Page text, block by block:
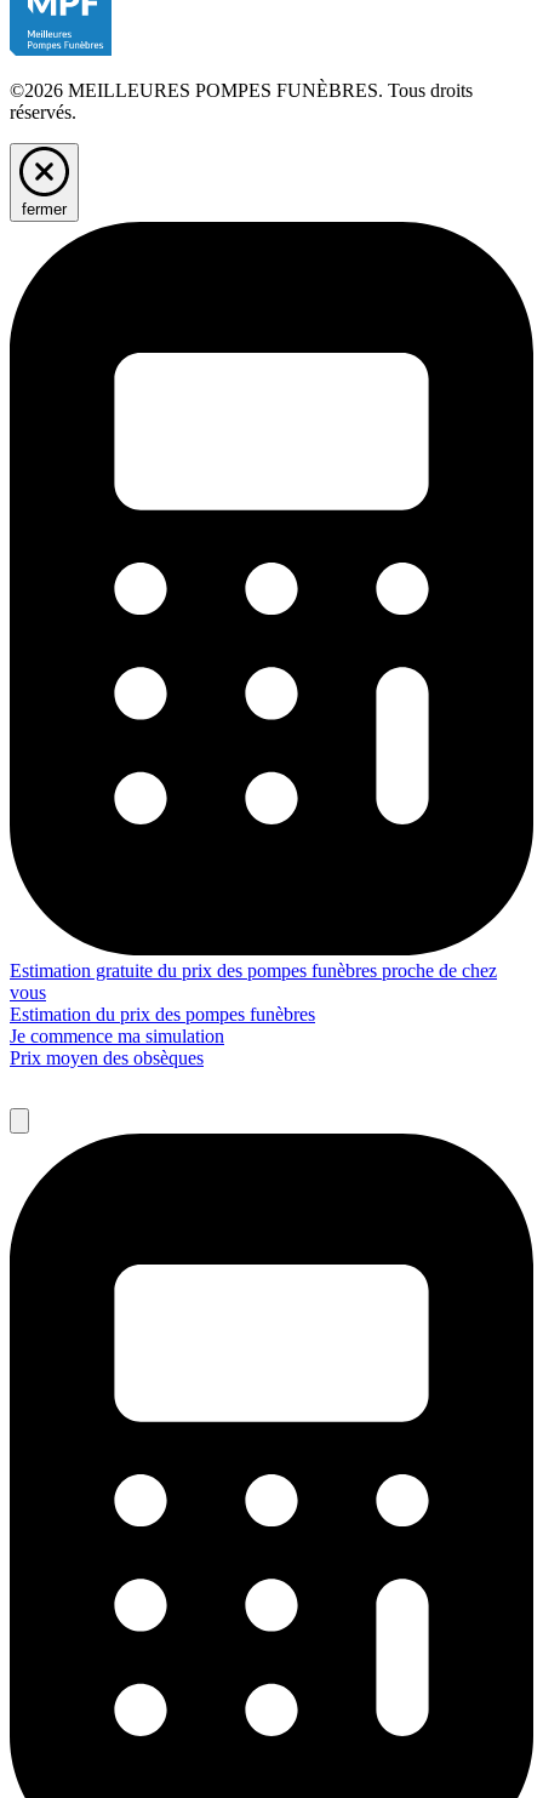
©2026 MEILLEURES POMPES FUNÈBRES. Tous droits
réservés.
fermer
Estimation gratuite du prix des pompes funèbres proche de chez
vous
Estimation du prix des pompes funèbres
Je commence ma simulation
Prix moyen des obsèques